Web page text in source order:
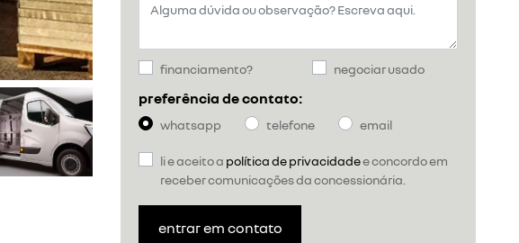
financiamento? negociar usado
preferência de contato:
whatsapp telefone email
li e aceito a política de privacidadee concordo em
receber comunicações da concessionária.
entrar em contato